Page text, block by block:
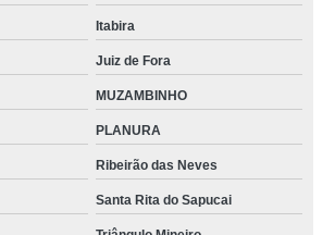
comprar Magé
vidro sinterizado MURIAÉ
Sete Lagoas
laboratório CORONEL FABRICIANO
Itabira
Juiz de Fora
MUZAMBINHO
PLANURA
Ribeirão das Neves
Santa Rita do Sapucai